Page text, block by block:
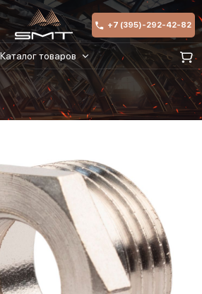
+7 (395)-292-42-82
Каталог товаров